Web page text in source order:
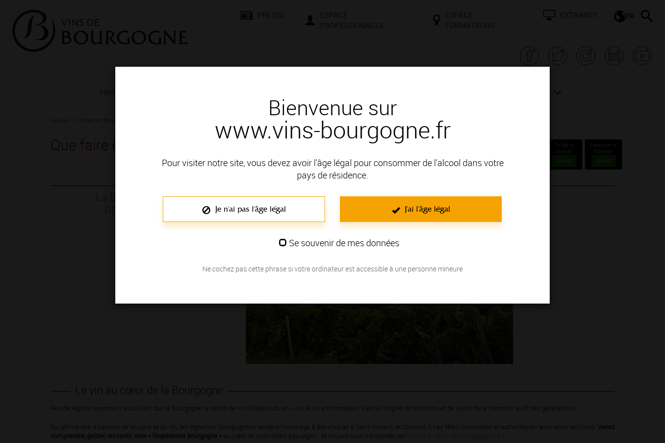
Bienvenue sur
www.vins-bourgogne.fr
Pour visiter notre site, vous devez avoir l'âge légal pour consommer de l'alcool dans votre
pays de résidence.
Je n'ai pas l'âge légal J'ai l'âge légal
Se souvenir de mes données
Ne cochez pas cette phrase si votre ordinateur est accessible à une personne mineure
FR
Twitter is
disabled.
Accept
Facebook is
disabled.
Accept
Que faire en Bourgogne ?
La Bourgogne et ses
paysages viticoles
exceptionnels
Le vin au cœur de la Bourgogne
Peu de régions expriment aussi bien que la Bourgogne la notion de « civilisation du vin ». Ici, le vin est fondateur. Il est à l’origine de traditions et de savoir-faire transmis au fil des générations.
Au rythme des 4 saisons de la vigne et du vin, les vignerons bourguignons rendent hommage à Bacchus et à Saint-Vincent, et convient à ces fêtes conviviales et authentiques leurs amis en client. Venez
comprendre, goûter, ressentir, vivre « l’expérience Bourgogne » au cœur de splendides paysages… et laissez-vous transporter par l’esprit de fêtes des bourguignons